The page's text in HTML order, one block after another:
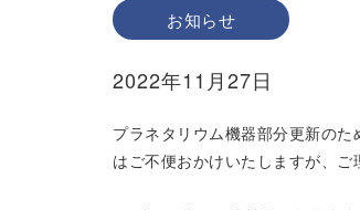
お知らせ
2022年11月27日
プラネタリウム機器部分更新の
はご不便おかけいたしますが、ご